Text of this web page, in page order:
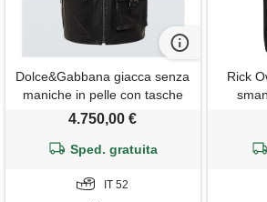
Dolce&Gabbana giacca senza
maniche in pelle con tasche
4.750,00 €
Sped. gratuita
IT 52
Rick